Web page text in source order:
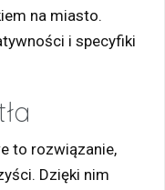
na miasto.
i specyfiki
to rozwiązanie,
Dzięki nim